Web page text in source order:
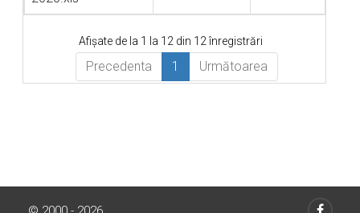
Afișate de la 1 la 12 din 12 înregistrări
Precedenta 1 Următoarea